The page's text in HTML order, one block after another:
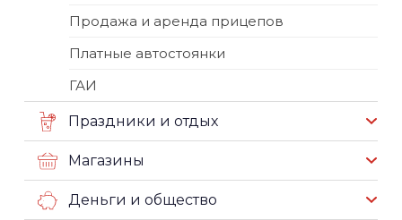
Продажа и аренда прицепов
Платные автостоянки
ГАИ
Праздники и отдых
Магазины
Деньги и общество